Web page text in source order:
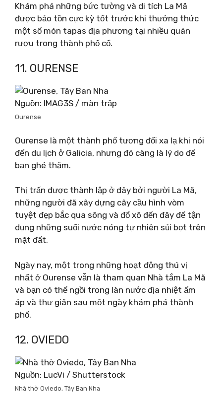
Khám phá những bức tường và di tích La Mã
được bảo tồn cực kỳ tốt trước khi thưởng thức
một số món tapas địa phương tại nhiều quán
rượu trong thành phố cổ.
11. OURENSE
Nguồn: IMAG3S / màn trập
Ourense
Ourense là một thành phố tương đối xa lạ khi nói
đến du lịch ở Galicia, nhưng đó càng là lý do để
bạn ghé thăm.
Thị trấn được thành lập ở đây bởi người La Mã,
những người đã xây dựng cây cầu hình vòm
tuyệt đẹp bắc qua sông và đổ xô đến đây để tận
dụng những suối nước nóng tự nhiên sủi bọt trên
mặt đất.
Ngày nay, một trong những hoạt động thú vị
nhất ở Ourense vẫn là tham quan Nhà tắm La Mã
và bạn có thể ngồi trong làn nước địa nhiệt ấm
áp và thư giãn sau một ngày khám phá thành
phố.
12. OVIEDO
Nguồn: LucVi / Shutterstock
Nhà thờ Oviedo, Tây Ban Nha